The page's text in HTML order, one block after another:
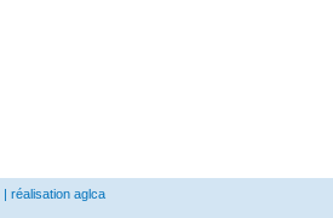
| réalisation aglca